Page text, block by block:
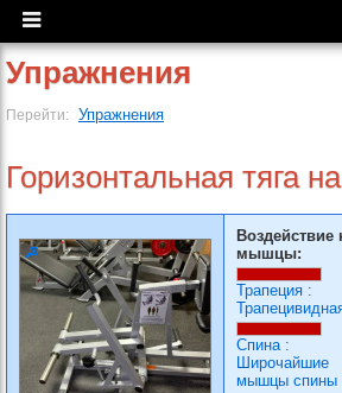
Упражнения
Перейти: Упражнения
Горизонтальная тяга
Воздействие
мышцы:
Трапеция :
Спина:
Широчайшие
мышцы спины